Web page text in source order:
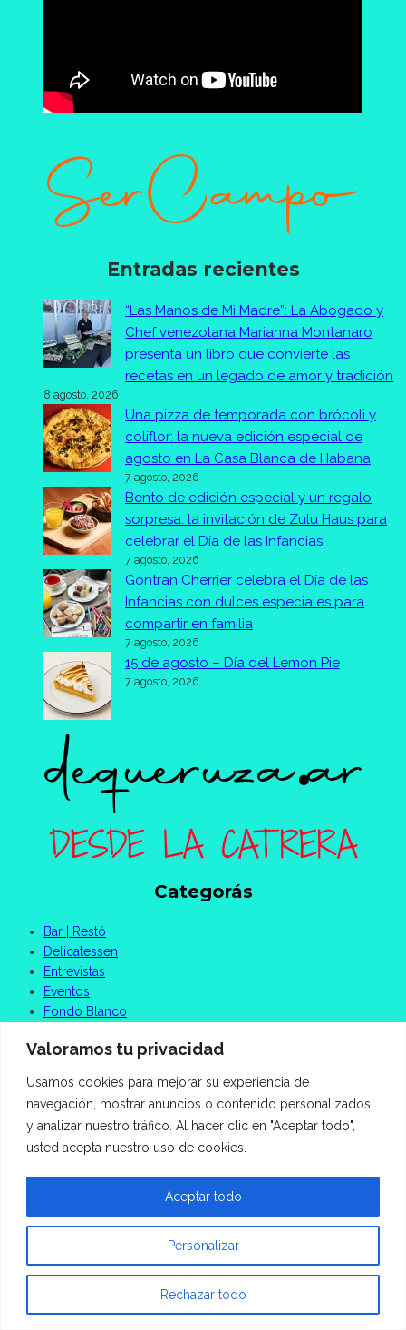
Valoramos tu privacidad
Usamos cookies para mejorar su experiencia de
navegación, mostrar anuncios o contenido personalizados
y analizar nuestro tráfico. Al hacer clic en "Aceptar todo",
usted acepta nuestro uso de cookies.
Personalizar
Rechazar todo
Aceptar todo
Entradas recientes
“Las Manos de Mi Madre”: La Abogado y
Chef venezolana Marianna Montanaro
presenta un libro que convierte las
recetas en un legado de amor y tradición
8 agosto, 2026
Una pizza de temporada con brócoli y
coliflor: la nueva edición especial de
agosto en La Casa Blanca de Habana
7 agosto, 2026
Bento de edición especial y un regalo
sorpresa: la invitación de Zulu Haus para
celebrar el Día de las Infancias
7 agosto, 2026
Gontran Cherrier celebra el Día de las
Infancias con dulces especiales para
compartir en familia
7 agosto, 2026
15 de agosto – Día del Lemon Pie
7 agosto, 2026
Categorás
Bar | Restó
Delicatessen
Entrevistas
Eventos
Fondo Blanco
Recetas
Tendencias